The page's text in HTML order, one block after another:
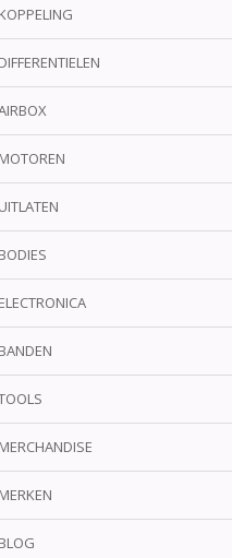
KOPPELING
DIFFERENTIELEN
MOTOREN
UITLATEN
BODIES
ELECTRONICA
BANDEN
MERCHANDISE
MERKEN
BLOG